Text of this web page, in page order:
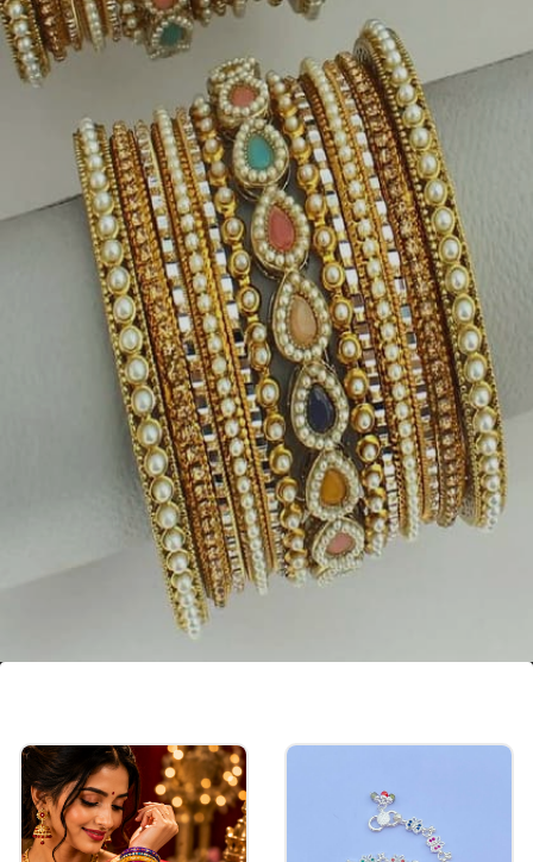
स्टोन आणि मोत्यांनी सजवलेला हा बांगड्यांचा सेट पार्टी आणि
लग्नसमारंभासाठी एक उत्तम पर्याय आहे. ही डिझाइन हातांचं सौंदर्य
वाढवते आणि संपूर्ण एथनिक लूकला खास बनवते.
Image credits: pinterest